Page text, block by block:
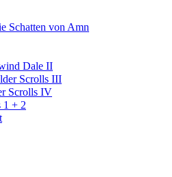
Schatten von Amn
Dale II
Scrolls III
Scrolls IV
+ 2